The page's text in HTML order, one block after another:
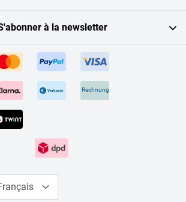
Rechnung
à la newsletter